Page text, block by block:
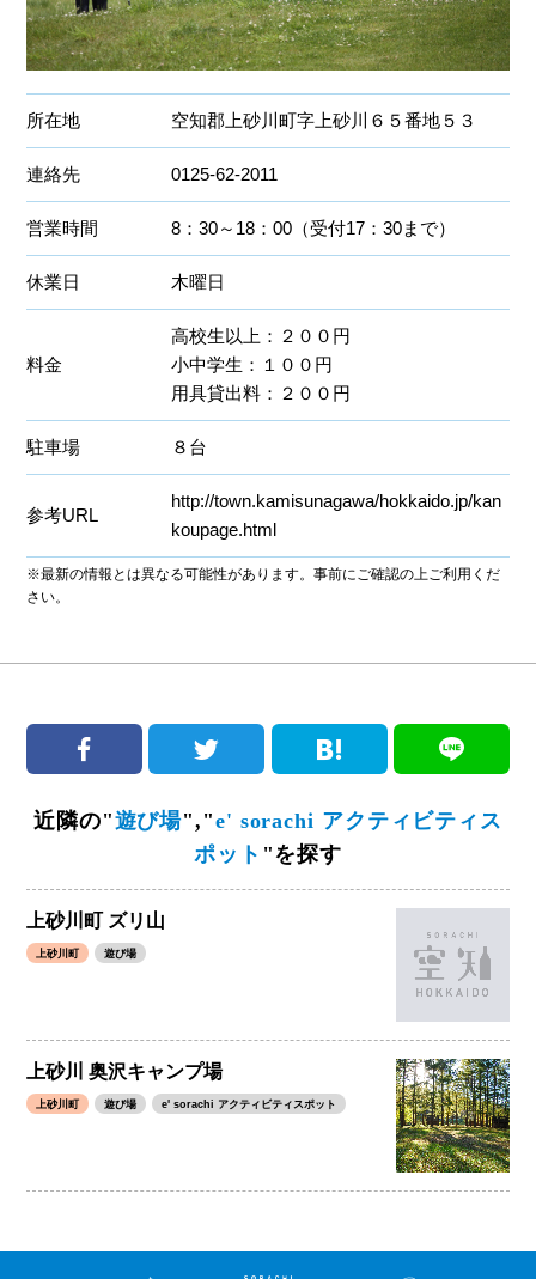
所在地 空知郡上砂川町字上砂川６５番地５３
連絡先 0125-62-2011
営業時間 8：30～18：00（受付17：30まで）
休業日 木曜日
料金
高校生以上：２００円
小中学生：１００円
用具貸出料：２００円
駐車場 ８台
参考URL
http://town.kamisunagawa/hokkaido.jp/kan
koupage.html
※最新の情報とは異なる可能性があります。事前にご確認の上ご利用くだ
さい。
近隣の"遊び場","e' sorachi アクティビティス
ポット "を探す
上砂川町 ズリ山
上砂川町 遊び場
上砂川 奥沢キャンプ場
上砂川町 遊び場 e' sorachi アクティビティスポット